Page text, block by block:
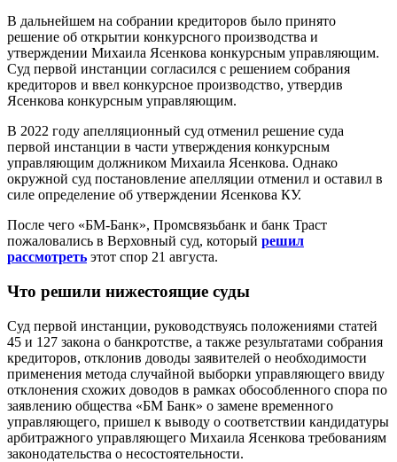
В дальнейшем на собрании кредиторов было принято
решение об открытии конкурсного производства и
утверждении Михаила Ясенкова конкурсным управляющим.
Суд первой инстанции согласился с решением собрания
кредиторов и ввел конкурсное производство, утвердив
Ясенкова конкурсным управляющим.
В 2022 году апелляционный суд отменил решение суда
первой инстанции в части утверждения конкурсным
управляющим должником Михаила Ясенкова. Однако
окружной суд постановление апелляции отменил и оставил в
силе определение об утверждении Ясенкова КУ.
После чего «БМ-Банк», Промсвязьбанк и банк Траст
пожаловались в Верховный суд, который решил
рассмотреть этот спор 21 августа.
Что решили нижестоящие суды
Суд первой инстанции, руководствуясь положениями статей
45 и 127 закона о банкротстве, а также результатами собрания
кредиторов, отклонив доводы заявителей о необходимости
применения метода случайной выборки управляющего ввиду
отклонения схожих доводов в рамках обособленного спора по
заявлению общества «БМ Банк» о замене временного
управляющего, пришел к выводу о соответствии кандидатуры
арбитражного управляющего Михаила Ясенкова требованиям
законодательства о несостоятельности.